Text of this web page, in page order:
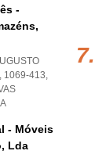
-
1069-413,
- Móveis
Lda